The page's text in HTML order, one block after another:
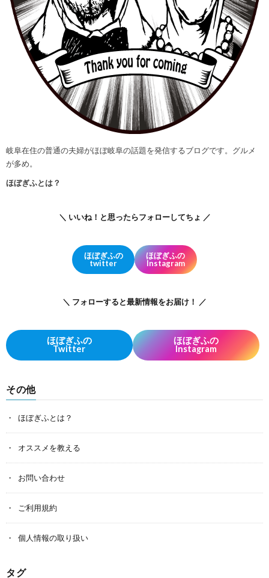
岐阜在住の普通の夫婦がほぼ岐阜の話題を発信するブログです。グルメ
が多め。
ほぼぎふとは？
＼ いいね！と思ったらフォローしてちょ ／
ほぼぎふの
twitter
ほぼぎふの
Instagram
＼ フォローすると最新情報をお届け！ ／
ほぼぎふの
Twitter
ほぼぎふの
Instagram
その他
ほぼぎふとは？
オススメを教える
お問い合わせ
ご利用規約
個人情報の取り扱い
タグ